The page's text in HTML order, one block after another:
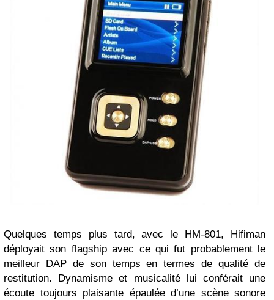
Quelques temps plus tard, avec le HM-801, Hifiman
déployait son flagship avec ce qui fut probablement le
meilleur DAP de son temps en termes de qualité de
restitution. Dynamisme et musicalité lui conférait une
écoute toujours plaisante épaulée d’une scène sonore